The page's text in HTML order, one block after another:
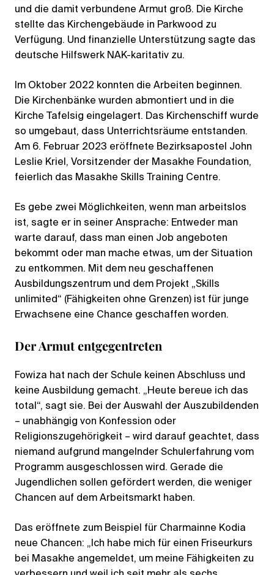
und die damit verbundene Armut groß. Die Kirche
stellte das Kirchengebäude in Parkwood zu
Verfügung. Und finanzielle Unterstützung sagte das
deutsche Hilfswerk NAK-karitativ zu.
Im Oktober 2022 konnten die Arbeiten beginnen.
Die Kirchenbänke wurden abmontiert und in die
Kirche Tafelsig eingelagert. Das Kirchenschiff wurde
so umgebaut, dass Unterrichtsräume entstanden.
Am 6. Februar 2023 eröffnete Bezirksapostel John
Leslie Kriel, Vorsitzender der Masakhe Foundation,
feierlich das Masakhe Skills Training Centre.
Es gebe zwei Möglichkeiten, wenn man arbeitslos
ist, sagte er in seiner Ansprache: Entweder man
warte darauf, dass man einen Job angeboten
bekommt oder man mache etwas, um der Situation
zu entkommen. Mit dem neu geschaffenen
Ausbildungszentrum und dem Projekt „Skills
unlimited“ (Fähigkeiten ohne Grenzen) ist für junge
Erwachsene eine Chance geschaffen worden.
Der Armut entgegentreten
Fowiza hat nach der Schule keinen Abschluss und
keine Ausbildung gemacht. „Heute bereue ich das
total“, sagt sie. Bei der Auswahl der Auszubildenden
– unabhängig von Konfession oder
Religionszugehörigkeit – wird darauf geachtet, dass
niemand aufgrund mangelnder Schulerfahrung vom
Programm ausgeschlossen wird. Gerade die
Jugendlichen sollen gefördert werden, die weniger
Chancen auf dem Arbeitsmarkt haben.
Das eröffnete zum Beispiel für Charmainne Kodia
neue Chancen: „Ich habe mich für einen Friseurkurs
bei Masakhe angemeldet, um meine Fähigkeiten zu